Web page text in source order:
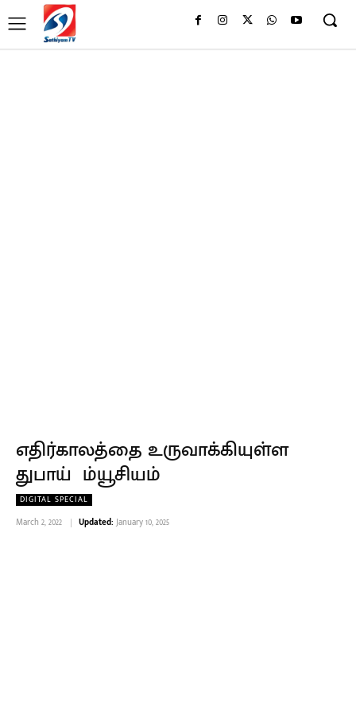
எதிர்காலத்தை உருவாக்கியுள்ள
துபாய் ம்யூசியம்
DIGITAL SPECIAL
March 2, 2022 Updated: January 10, 2025